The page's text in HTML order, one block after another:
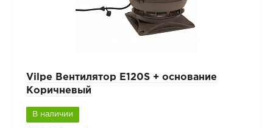
Vilpe Вентилятор E120S + основание
Коричневый
В наличии